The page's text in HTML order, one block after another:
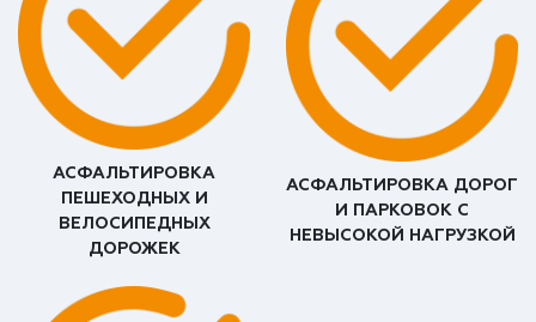
АСФАЛЬТИРОВКА
ПЕШЕХОДНЫХ И
ВЕЛОСИПЕДНЫХ
ДОРОЖЕК
АСФАЛЬТИРОВКА ДОРОГ
И ПАРКОВОК С
НЕВЫСОКОЙ НАГРУЗКОЙ